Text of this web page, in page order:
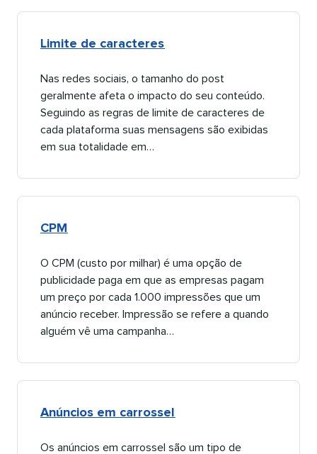
Limite de caracteres​​
Nas redes sociais, o tamanho do post
geralmente afeta o impacto do seu conteúdo.
Seguindo as regras de limite de caracteres de
cada plataforma suas mensagens são exibidas
em sua totalidade em…​​
CPM​​
O CPM (custo por milhar) é uma opção de
publicidade paga em que as empresas pagam
um preço por cada 1.000 impressões que um
anúncio receber. Impressão se refere a quando
alguém vê uma campanha…​​
Anúncios em carrossel​​
Os anúncios em carrossel são um tipo de